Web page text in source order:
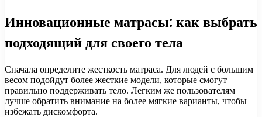
Инновационные матрасы: как выбрать
подходящий для своего тела
Сначала определите жесткость матраса. Для людей с большим
весом подойдут более жесткие модели, которые смогут
правильно поддерживать тело. Легким же пользователям
лучше обратить внимание на более мягкие варианты, чтобы
избежать дискомфорта.